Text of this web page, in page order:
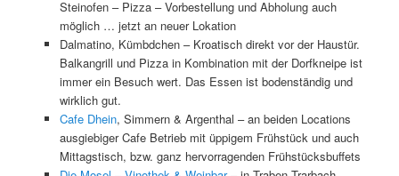
Steinofen – Pizza – Vorbestellung und Abholung auch
möglich … jetzt an neuer Lokation
Dalmatino, Kümbdchen – Kroatisch direkt vor der Haustür.
Balkangrill und Pizza in Kombination mit der Dorfkneipe ist
immer ein Besuch wert. Das Essen ist bodenständig und
wirklich gut.
Cafe Dhein, Simmern & Argenthal – an beiden Locations
ausgiebiger Cafe Betrieb mit üppigem Frühstück und auch
Mittagstisch, bzw. ganz hervorragenden Frühstücksbuffets